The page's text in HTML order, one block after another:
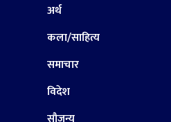
अर्थ
कला/साहित्य
समाचार
विदेश